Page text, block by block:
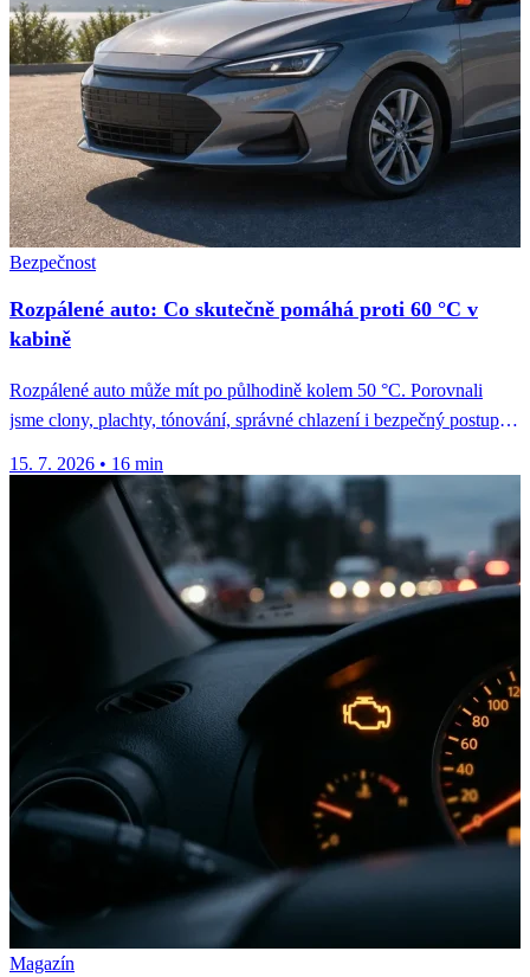
Bezpečnost
Rozpálené auto: Co skutečně pomáhá proti 60 °C v
kabině
Rozpálené auto může mít po půlhodině kolem 50 °C. Porovnali
jsme clony, plachty, tónování, správné chlazení i bezpečný postup
15. 7. 2026 • 16 min
Magazín